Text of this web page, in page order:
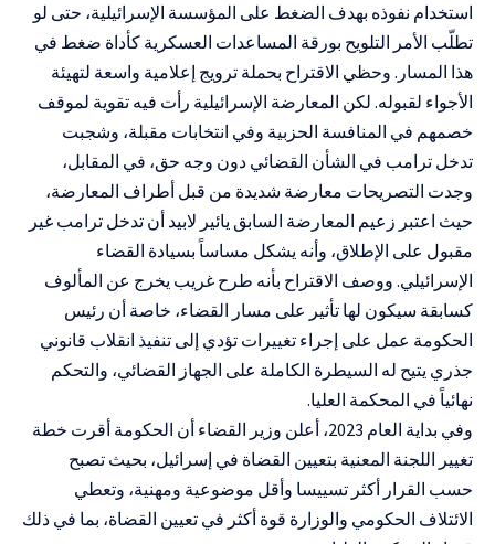
استخدام نفوذه بهدف الضغط على المؤسسة الإسرائيلية، حتى لو
تطلّب الأمر التلويح بورقة المساعدات العسكرية كأداة ضغط في
هذا المسار. وحظي الاقتراح بحملة ترويج إعلامية واسعة لتهيئة
الأجواء لقبوله. لكن المعارضة الإسرائيلية رأت فيه تقوية لموقف
خصمهم في المنافسة الحزبية وفي انتخابات مقبلة، وشجبت
تدخل ترامب في الشأن القضائي دون وجه حق، في المقابل،
وجدت التصريحات معارضة شديدة من قبل أطراف المعارضة،
حيث اعتبر زعيم المعارضة السابق يائير لابيد أن تدخل ترامب غير
مقبول على الإطلاق، وأنه يشكل مساساً بسيادة القضاء
الإسرائيلي. ووصف الاقتراح بأنه طرح غريب يخرج عن المألوف
كسابقة سيكون لها تأثير على مسار القضاء، خاصة أن رئيس
الحكومة عمل على إجراء تغييرات تؤدي إلى تنفيذ انقلاب قانوني
جذري يتيح له السيطرة الكاملة على الجهاز القضائي، والتحكم
نهائياً في المحكمة العليا.
وفي بداية العام 2023، أعلن وزير القضاء أن الحكومة أقرت خطة
تغيير اللجنة المعنية بتعيين القضاة في إسرائيل، بحيث تصبح
حسب القرار أكثر تسييسا وأقل موضوعية ومهنية، وتعطي
الائتلاف الحكومي والوزارة قوة أكثر في تعيين القضاة، بما في ذلك